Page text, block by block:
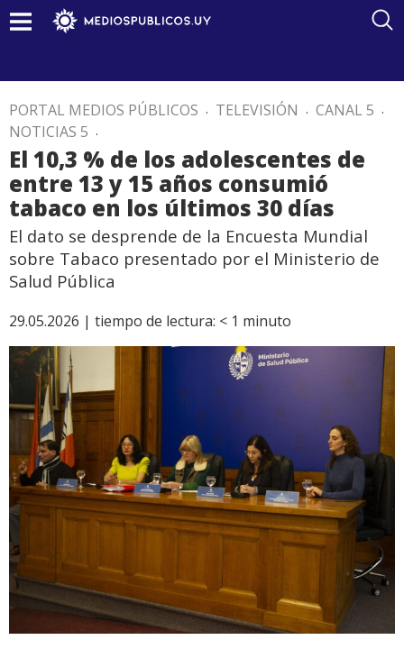
PORTAL MEDIOS PÚBLICOS . TELEVISIÓN . CANAL 5 .
NOTICIAS 5 .
El 10,3 % de los adolescentes de
entre 13 y 15 años consumió
tabaco en los últimos 30 días
El dato se desprende de la Encuesta Mundial
sobre Tabaco presentado por el Ministerio de
Salud Pública
29.05.2026 | tiempo de lectura: < 1 minuto